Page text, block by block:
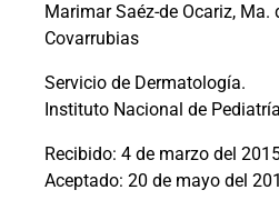
Marimar Saéz-de Ocariz, Ma.
Covarrubias
Servicio de Dermatología.
Instituto Nacional de
Recibido: 4 de marzo del
Aceptado: 20 de mayo del